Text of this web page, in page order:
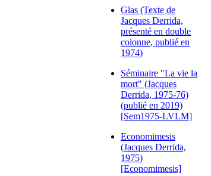
Glas (Texte de
Jacques Derrida,
présenté en double
colonne, publié en
1974)
Séminaire "La vie la
mort" (Jacques
Derrida, 1975-76)
(publié en 2019)
[Sem1975-LVLM]
Economimesis
(Jacques Derrida,
1975)
[Economimesis]